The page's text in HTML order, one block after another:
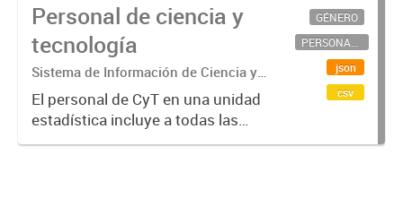
Personal de ciencia y
tecnología
Sistema de Información de Ciencia y
Tecnología Argentino (SICYTAR)
El personal de CyT en una unidad
estadística incluye a todas las
personas involucradas
GÉNERO
PERSONAL CIENTÍFICO-TECNOLÓGICO
json
csv